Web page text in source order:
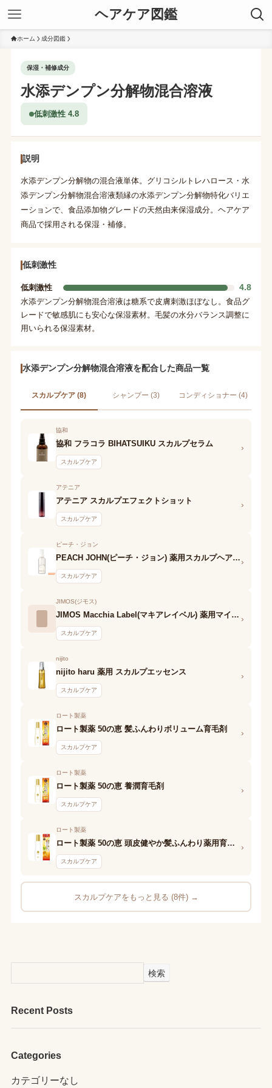
ヘアケア図鑑
ホーム 成分図鑑
保湿・補修成分
水添デンプン分解物混合溶液
低刺激性 4.8
説明
水添デンプン分解物の混合液単体。グリコシルトレハロース・水
添デンプン分解物混合溶液類縁の水添デンプン分解物特化バリエ
ーションで、食品添加物グレードの天然由来保湿成分。ヘアケア
商品で採用される保湿・補修。
低刺激性
低刺激性 4.8
水添デンプン分解物混合溶液は糖系で皮膚刺激ほぼなし。食品グ
レードで敏感肌にも安心な保湿素材。毛髪の水分バランス調整に
用いられる保湿素材。
水添デンプン分解物混合溶液を配合した商品一覧
スカルプケア (8) シャンプー (3) コンディショナー (4)
協和
協和 フラコラ BIHATSUIKU スカルプセラム
スカルプケア
›
アテニア
アテニア スカルプエフェクトショット
スカルプケア
›
ピーチ・ジョン
PEACH JOHN(ピーチ・ジョン) 薬用スカルプヘアフレグランス
スカルプケア
›
JIMOS(ジモス)
JIMOS Macchia Label(マキアレイベル) 薬用マイクロバブルヘアモ
スカルプケア
›
nijito
nijito haru 薬用 スカルプエッセンス
スカルプケア
›
ロート製薬
ロート製薬 50の恵 髪ふんわりボリューム育毛剤
スカルプケア
›
ロート製薬
ロート製薬 50の恵 養潤育毛剤
スカルプケア
›
ロート製薬
ロート製薬 50の恵 頭皮健やか髪ふんわり薬用育毛美容液
スカルプケア
›
スカルプケアをもっと見る (8件) →
検索
Recent Posts
Categories
カテゴリーなし